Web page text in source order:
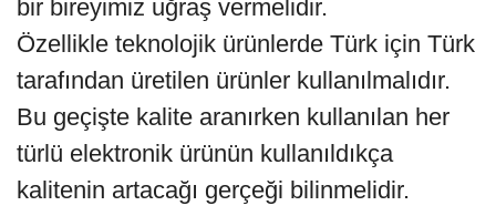
bir bireyimiz uğraş vermelidir.
Özellikle teknolojik ürünlerde Türk için Türk
tarafından üretilen ürünler kullanılmalıdır.
Bu geçişte kalite aranırken kullanılan her
türlü elektronik ürünün kullanıldıkça
kalitenin artacağı gerçeği bilinmelidir.